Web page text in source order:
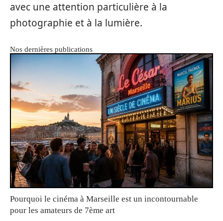
avec une attention particulière à la
photographie et à la lumière.
Nos dernières publications
Pourquoi le cinéma à Marseille est un incontournable
pour les amateurs de 7ème art